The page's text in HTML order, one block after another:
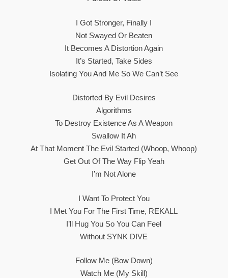
I Got Stronger, Finally I
Not Swayed Or Beaten
It Becomes A Distortion Again
It’s Started, Take Sides
Isolating You And Me So We Can’t See
Distorted By Evil Desires
Algorithms
To Destroy Existence As A Weapon
Swallow It Ah
At That Moment The Evil Started (Whoop, Whoop)
Get Out Of The Way Flip Yeah
I’m Not Alone
I Want To Protect You
I Met You For The First Time, REKALL
I’ll Hug You So You Can Feel
Without SYNK DIVE
Follow Me (Bow Down)
Watch Me (My Skill)